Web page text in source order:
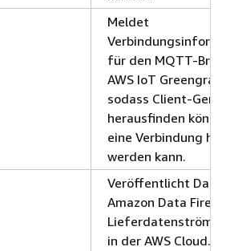
Meldet
für den MQTT-
AWS IoT
sodass Client-
herausfinden
eine Verbindung
werden kann.
Veröffentlicht
Amazon Data
Lieferdatenströme
in der AWS Cloud.